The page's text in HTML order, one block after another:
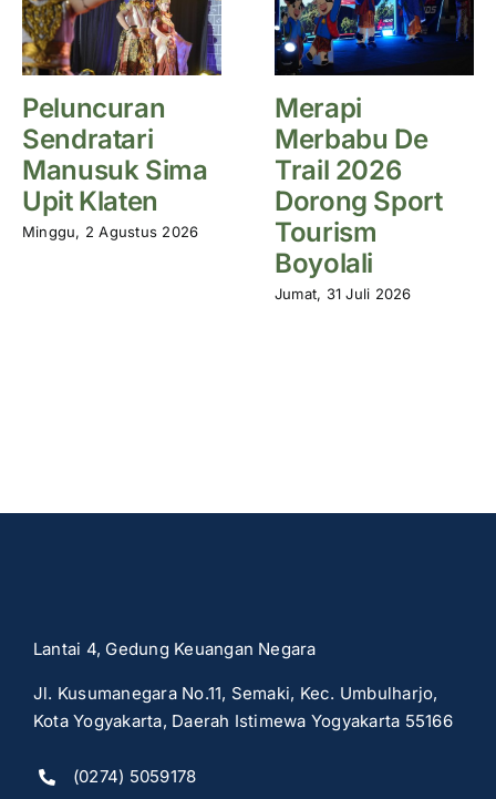
Peluncuran
Sendratari
Manusuk Sima
Upit Klaten
Minggu, 2 Agustus 2026
Merapi
Merbabu De
Trail 2026
Dorong Sport
Tourism
Boyolali
Jumat, 31 Juli 2026
Lantai 4, Gedung Keuangan Negara
Jl. Kusumanegara No.11, Semaki, Kec. Umbulharjo,
Kota Yogyakarta, Daerah Istimewa Yogyakarta 55166
(0274) 5059178